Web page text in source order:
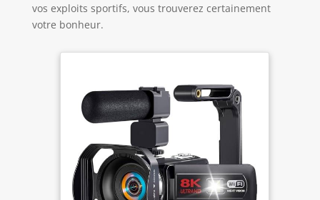
vos exploits sportifs, vous trouverez certainement
votre bonheur.